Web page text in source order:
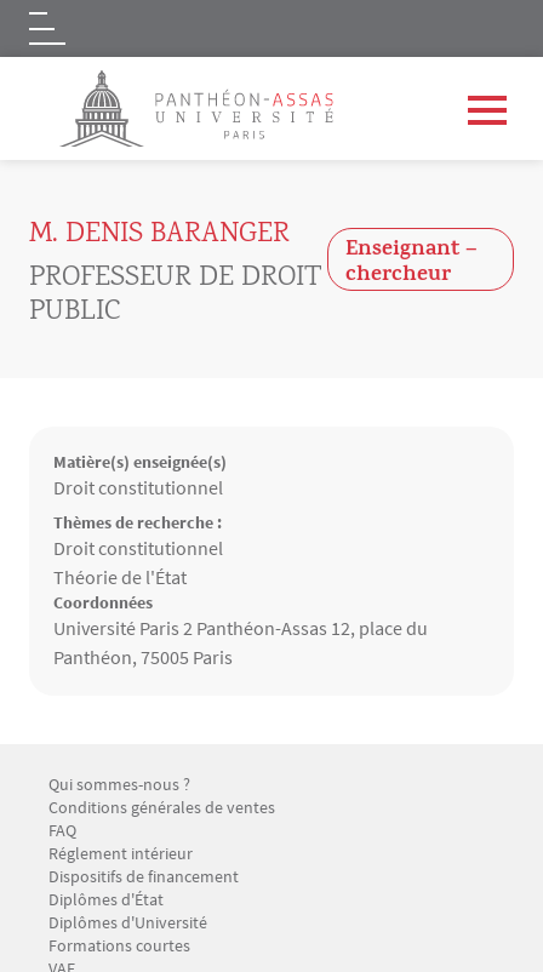
Logo
M. DENIS BARANGER
PROFESSEUR DE DROIT
PUBLIC
Enseignant –
chercheur
Matière(s) enseignée(s)
Matières enseignées
Droit constitutionnel
Thèmes de recherche :
Thèmes de recherche
Droit constitutionnel
Théorie de l'État
Coordonnées
Université Paris 2 Panthéon-Assas 12, place du
Panthéon, 75005 Paris
Menu Footer CFP 1
Qui sommes-nous ?
Conditions générales de ventes
FAQ
Réglement intérieur
Dispositifs de financement
Menu Footer CFP 2
Diplômes d'État
Diplômes d'Université
Formations courtes